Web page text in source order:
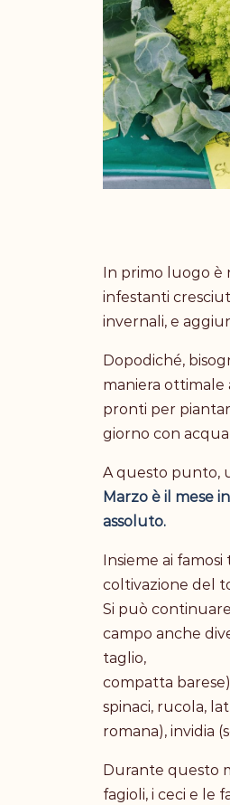
In primo luogo
infestanti
invernali, e
Dopodiché,
maniera ottimale
pronti per
giorno con
A questo punto,
Marzo è il mese
assoluto.
Insieme ai
coltivazione del
Si può
campo anche
taglio,
compatta
spinaci, rucola,
romana), invidia
Durante questo
fagioli, i ceci e le